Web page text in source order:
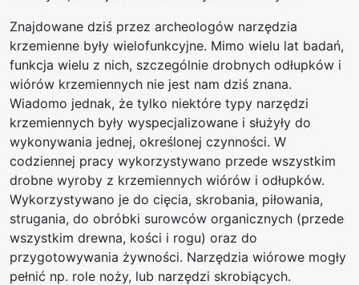
Znajdowane dziś przez archeologów narzędzia
krzemienne były wielofunkcyjne. Mimo wielu lat badań,
funkcja wielu z nich, szczególnie drobnych odłupków i
wiórów krzemiennych nie jest nam dziś znana.
Wiadomo jednak, że tylko niektóre typy narzędzi
krzemiennych były wyspecjalizowane i służyły do
wykonywania jednej, określonej czynności. W
codziennej pracy wykorzystywano przede wszystkim
drobne wyroby z krzemiennych wiórów i odłupków.
Wykorzystywano je do cięcia, skrobania, piłowania,
strugania, do obróbki surowców organicznych (przede
wszystkim drewna, kości i rogu) oraz do
przygotowywania żywności. Narzędzia wiórowe mogły
pełnić np. role noży, lub narzędzi skrobiących.